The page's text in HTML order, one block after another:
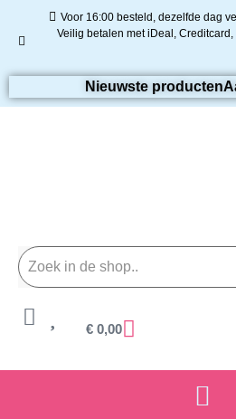
Voor 16:00 besteld, dezelfde dag
Veilig betalen met iDeal,
Nieuwste producten
€ 0,00